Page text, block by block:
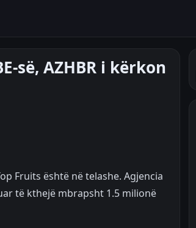
së, AZHBR i kërkon
Fruits është në telashe. Agjencia
të kthejë mbrapsht 1.5 milionë